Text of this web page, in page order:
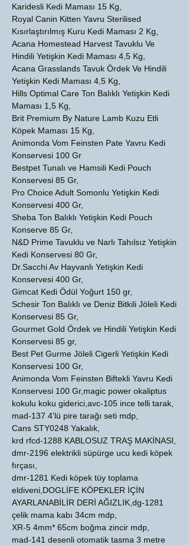
Karidesli Kedi Maması 15 Kg,
Royal Canin Kitten Yavru Sterilised
Kısırlaştırılmış Kuru Kedi Maması 2 Kg,
Acana Homestead Harvest Tavuklu Ve
Hindili Yetişkin Kedi Maması 4,5 Kg,
Acana Grasslands Tavuk Ördek Ve Hindili
Yetişkin Kedi Maması 4,5 Kg,
Hills Optimal Care Ton Balıklı Yetişkin Kedi
Maması 1,5 Kg,
Brit Premium By Nature Lamb Kuzu Etli
Köpek Maması 15 Kg,
Animonda Vom Feinsten Pate Yavru Kedi
Konservesi 100 Gr
Bestpet Tunalı ve Hamsili Kedi Pouch
Konservesi 85 Gr,
Pro Choice Adult Somonlu Yetişkin Kedi
Konservesi 400 Gr,
Sheba Ton Balıklı Yetişkin Kedi Pouch
Konserve 85 Gr,
N&D Prime Tavuklu ve Narlı Tahılsız Yetişkin
Kedi Konservesi 80 Gr,
Dr.Sacchi Av Hayvanlı Yetişkin Kedi
Konservesi 400 Gr,
Gimcat Kedi Ödül Yoğurt 150 gr,
Schesir Ton Balıklı ve Deniz Bitkili Jöleli Kedi
Konservesi 85 Gr,
Gourmet Gold Ördek ve Hindili Yetişkin Kedi
Konservesi 85 gr,
Best Pet Gurme Jöleli Cigerli Yetişkin Kedi
Konservesi 100 Gr,
Animonda Vom Feinsten Biftekli Yavru Kedi
Konservesi 100 Gr,magic power okaliptus
kokulu koku giderici,avc-105 ince telli tarak,
mad-137 4'lü pire tarağı seti mdp,
Cans STY0248 Yakalık,
krd rfcd-1288 KABLOSUZ TRAŞ MAKİNASI,
dmr-2196 elektrikli süpürge ucu kedi köpek
fırçası,
dmr-1281 Kedi köpek tüy toplama
eldiveni,DOGLİFE KÖPEKLER İÇİN
AYARLANABİLİR DERİ AĞIZLIK,dg-1281
çelik mama kabı 34cm mdp,
XR-5 4mm* 65cm boğma zincir mdp,
mad-141 desenli otomatik tasma 3 metre